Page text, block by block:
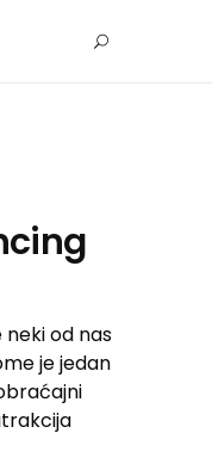
neki od nas
je jedan